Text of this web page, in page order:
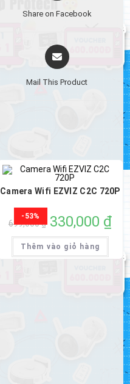
Share on Facebook
Opens
in
Mail This Product
-53%
Camera Wifi EZVIZ C2C 720P
699,000₫
Giá
gốc
là:
699,000 ₫.
330,000 ₫Giá
hiện
Thêm vào giỏ hàng